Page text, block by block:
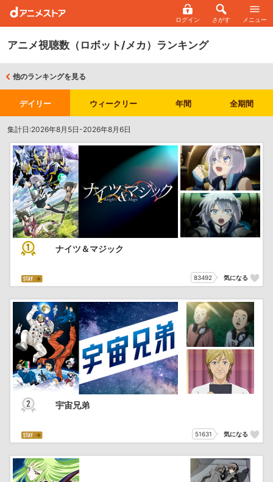
ログイン さがす メニュー
アニメ視聴数（ロボット/メカ）ランキング
他のランキングを見る
デイリー ウィークリー 年間 全期間
集計日:2026年8月5日-2026年8月6日
ナイツ＆マジック
83492 気になる
宇宙兄弟
51631 気になる